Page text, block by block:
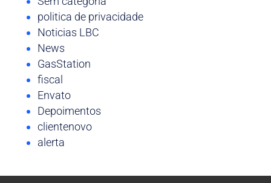
politica de privacidade
Noticias LBC
News
GasStation
fiscal
Envato
Depoimentos
clientenovo
alerta